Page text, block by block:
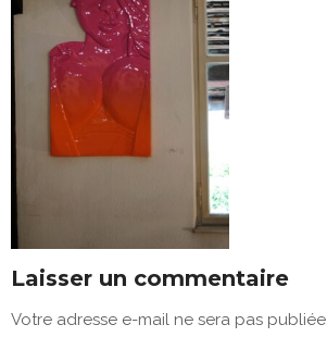
Laisser un commentaire
Votre adresse e-mail ne sera pas publiée.